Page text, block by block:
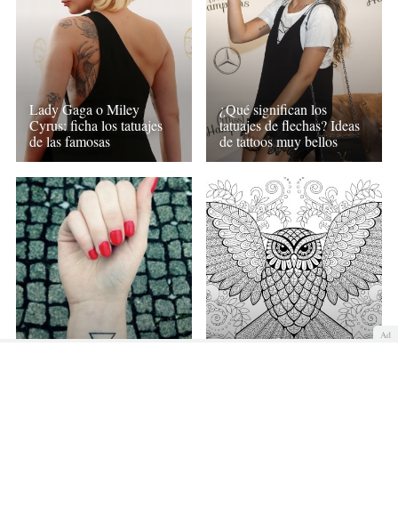
Lady Gaga o Miley
Cyrus: ficha los tatuajes
de las famosas
¿Qué significan los
tatuajes de flechas? Ideas
de tattoos muy bellos
Qué significan los
Ad